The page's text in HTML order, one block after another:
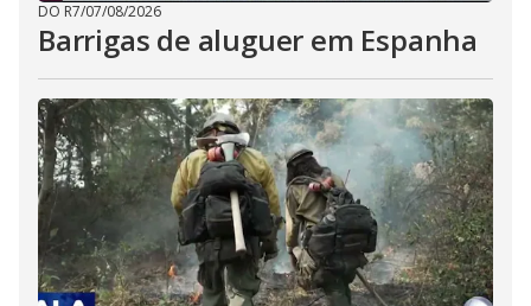
DO R7/07/08/2026
Barrigas de aluguer em Espanha